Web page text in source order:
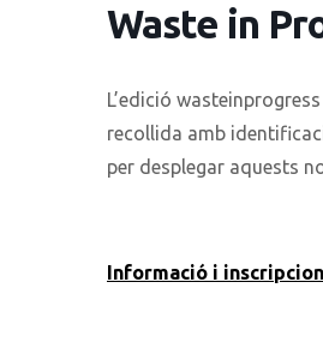
Waste in
L’edició
recollida amb
per desplegar aquests
Informació i